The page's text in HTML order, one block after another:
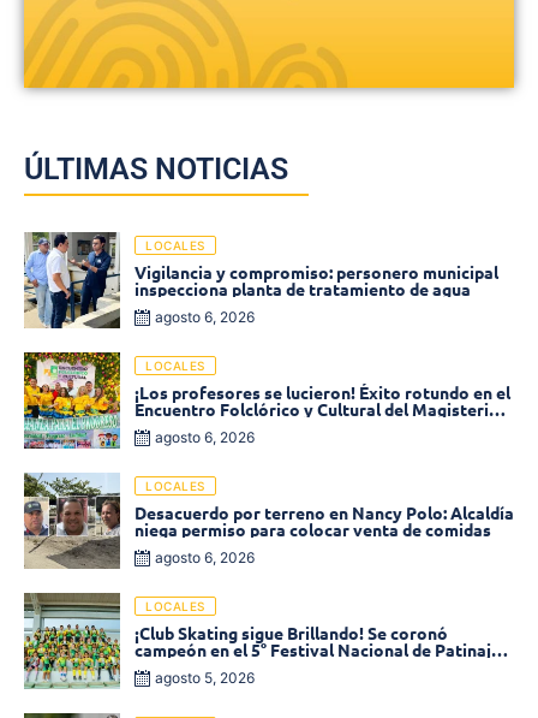
ÚLTIMAS NOTICIAS
LOCALES
Vigilancia y compromiso: personero municipal
inspecciona planta de tratamiento de agua
agosto 6, 2026
LOCALES
¡Los profesores se lucieron! Éxito rotundo en el
Encuentro Folclórico y Cultural del Magisterio
2026 en Ciénaga
agosto 6, 2026
LOCALES
Desacuerdo por terreno en Nancy Polo: Alcaldía
niega permiso para colocar venta de comidas
agosto 6, 2026
LOCALES
¡Club Skating sigue Brillando! Se coronó
campeón en el 5° Festival Nacional de Patinaje
«Soledad sobre Ruedas»
agosto 5, 2026